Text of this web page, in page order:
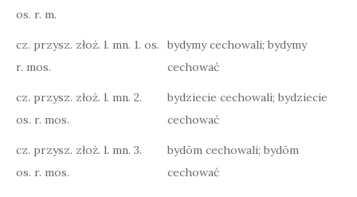
os. r. m.
cz. przysz. złoż. l. mn. 1. os.
r. mos.
bydymy cechowali; bydymy
cechować
cz. przysz. złoż. l. mn. 2.
os. r. mos.
bydziecie cechowali; bydziecie
cechować
cz. przysz. złoż. l. mn. 3.
os. r. mos.
bydōm cechowali; bydōm
cechować